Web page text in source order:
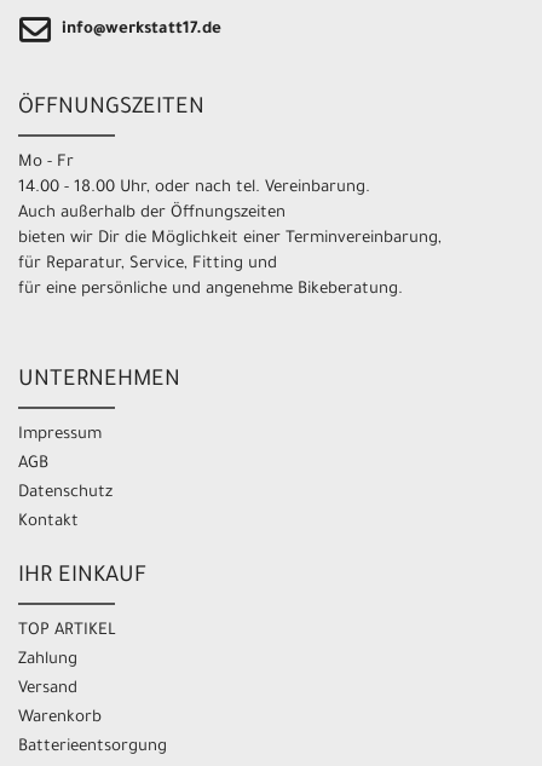
info@werkstatt17.de
ÖFFNUNGSZEITEN
Mo - Fr
14.00 - 18.00 Uhr, oder nach tel. Vereinbarung.
Auch außerhalb der Öffnungszeiten
bieten wir Dir die Möglichkeit einer Terminvereinbarung,
für Reparatur, Service, Fitting und
für eine persönliche und angenehme Bikeberatung.
UNTERNEHMEN
Impressum
AGB
Datenschutz
Kontakt
IHR EINKAUF
TOP ARTIKEL
Zahlung
Versand
Warenkorb
Batterieentsorgung